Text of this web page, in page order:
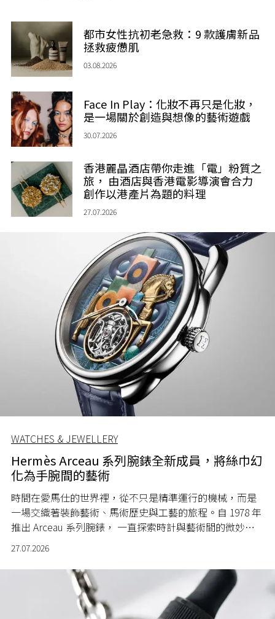
都市女性抗初老急救：9 款護膚新品
拯救疲憊肌
03.08.2026
Face In Play：化妝不再只是化妝，
是一場關於創造與想像的藝術遊戲
30.07.2026
香港麗晶酒店帶你走進「電」粉質之
旅， 由酒店與香港電影導演會合力
創作以港產片為題的料理
27.07.2026
WATCHES & JEWELLERY
Hermès Arceau 系列腕錶全新成員，將絲巾幻
化為手腕間的藝術
時間在愛馬仕的世界裡，從不只是精準運行的機械，而是
一場交織著裝飾藝術、馬術歷史與工藝的旅程。自 1978 年
推出 Arceau 系列腕錶， 一直探索時計與藝術間的微妙關
27.07.2026